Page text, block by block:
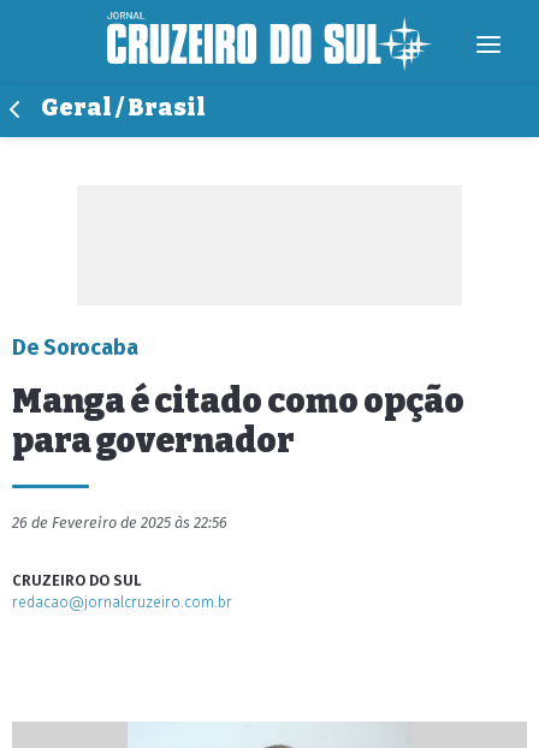
Geral / Brasil
De Sorocaba
Manga é citado como opção
para governador
26 de Fevereiro de 2025 às 22:56
CRUZEIRO DO SUL
redacao@jornalcruzeiro.com.br